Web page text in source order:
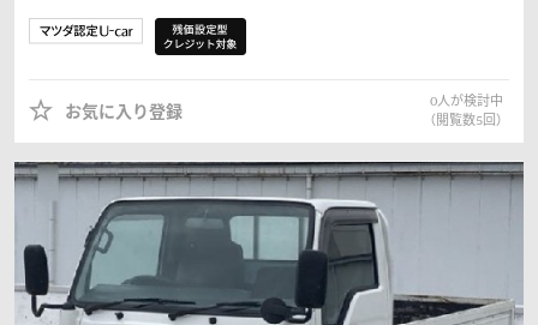
お気に入り登録
0人が検討中
（閲覧数5回）